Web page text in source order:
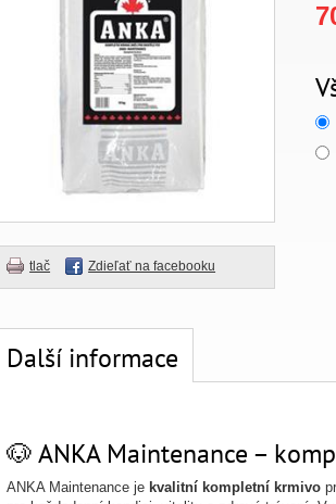
tlač Zdieľať na facebooku
Další informace
🐶 ANKA Maintenance –
ANKA Maintenance je kvalitní kompletní krmivo